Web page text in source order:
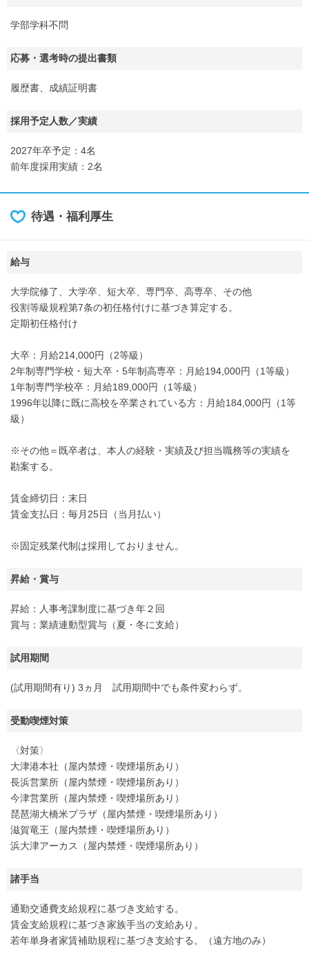
学部学科不問
応募・選考時の提出書類
履歴書、成績証明書
採用予定人数／実績
2027年卒予定：4名
前年度採用実績：2名
待遇・福利厚生
給与
大学院修了、大学卒、短大卒、専門卒、高専卒、その他
役割等級規程第7条の初任格付けに基づき算定する。
定期初任格付け
大卒：月給214,000円（2等級）
2年制専門学校・短大卒・5年制高専卒：月給194,000円（1等級）
1年制専門学校卒：月給189,000円（1等級）
1996年以降に既に高校を卒業されている方：月給184,000円（1等
級）
※その他＝既卒者は、本人の経験・実績及び担当職務等の実績を
勘案する。
賃金締切日：末日
賃金支払日：毎月25日（当月払い）
※固定残業代制は採用しておりません。
昇給・賞与
昇給：人事考課制度に基づき年２回
賞与：業績連動型賞与（夏・冬に支給）
試用期間
(試用期間有り) 3ヵ月 試用期間中でも条件変わらず。
受動喫煙対策
〈対策〉
大津港本社（屋内禁煙・喫煙場所あり）
長浜営業所（屋内禁煙・喫煙場所あり）
今津営業所（屋内禁煙・喫煙場所あり）
琵琶湖大橋米プラザ（屋内禁煙・喫煙場所あり）
滋賀竜王（屋内禁煙・喫煙場所あり）
浜大津アーカス（屋内禁煙・喫煙場所あり）
諸手当
通勤交通費支給規程に基づき支給する。
賃金支給規程に基づき家族手当の支給あり。
若年単身者家賃補助規程に基づき支給する。（遠方地のみ）